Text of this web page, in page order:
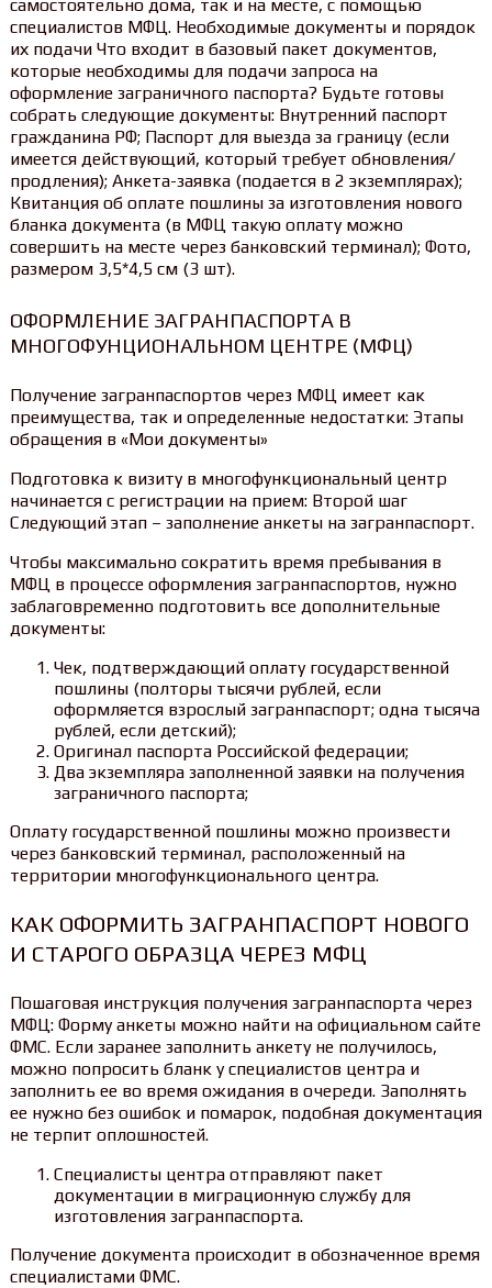
самостоятельно дома, так и на месте, с помощью
специалистов МФЦ. Необходимые документы и порядок
их подачи Что входит в базовый пакет документов,
которые необходимы для подачи запроса на
оформление заграничного паспорта? Будьте готовы
собрать следующие документы: Внутренний паспорт
гражданина РФ; Паспорт для выезда за границу (если
имеется действующий, который требует обновления/
продления); Анкета-заявка (подается в 2 экземплярах);
Квитанция об оплате пошлины за изготовления нового
бланка документа (в МФЦ такую оплату можно
совершить на месте через банковский терминал); Фото,
размером 3,5*4,5 см (3 шт).
ОФОРМЛЕНИЕ ЗАГРАНПАСПОРТА В
МНОГОФУНЦИОНАЛЬНОМ ЦЕНТРЕ (МФЦ)
Получение загранпаспортов через МФЦ имеет как
преимущества, так и определенные недостатки: Этапы
обращения в «Мои документы»
Подготовка к визиту в многофункциональный центр
начинается с регистрации на прием: Второй шаг
Следующий этап – заполнение анкеты на загранпаспорт.
Чтобы максимально сократить время пребывания в
МФЦ в процессе оформления загранпаспортов, нужно
заблаговременно подготовить все дополнительные
документы:
Чек, подтверждающий оплату государственной
пошлины (полторы тысячи рублей, если
оформляется взрослый загранпаспорт; одна тысяча
рублей, если детский);
Оригинал паспорта Российской федерации;
Два экземпляра заполненной заявки на получения
заграничного паспорта;
Оплату государственной пошлины можно произвести
через банковский терминал, расположенный на
территории многофункционального центра.
КАК ОФОРМИТЬ ЗАГРАНПАСПОРТ НОВОГО
И СТАРОГО ОБРАЗЦА ЧЕРЕЗ МФЦ
Пошаговая инструкция получения загранпаспорта через
МФЦ: Форму анкеты можно найти на официальном сайте
ФМС. Если заранее заполнить анкету не получилось,
можно попросить бланк у специалистов центра и
заполнить ее во время ожидания в очереди. Заполнять
ее нужно без ошибок и помарок, подобная документация
не терпит оплошностей.
Специалисты центра отправляют пакет
документации в миграционную службу для
изготовления загранпаспорта.
Получение документа происходит в обозначенное время
специалистами ФМС.